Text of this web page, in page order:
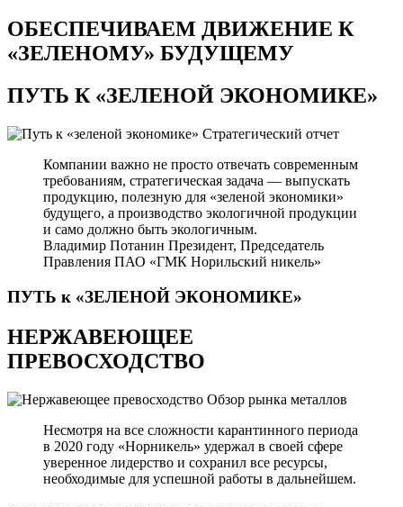
ОБЕСПЕЧИВАЕМ ДВИЖЕНИЕ К
«ЗЕЛЕНОМУ» БУДУЩЕМУ
ПУТЬ К«ЗЕЛЕНОЙ ЭКОНОМИКЕ»
Стратегический отчет
Компании важно не просто отвечать современным
требованиям, стратегическая задача — выпускать
продукцию, полезную для «зеленой экономики»
будущего, а производство экологичной продукции
и само должно быть экологичным.
Владимир Потанин Президент, Председатель
Правления ПАО «ГМК Норильский никель»
ПУТЬ к «ЗЕЛЕНОЙ ЭКОНОМИКЕ»
НЕРЖАВЕЮЩЕЕ
ПРЕВОСХОДСТВО
Обзор рынка металлов
Несмотря на все сложности карантинного периода
в 2020 году «Норникель» удержал в своей сфере
уверенное лидерство и сохранил все ресурсы,
необходимые для успешной работы в дальнейшем.